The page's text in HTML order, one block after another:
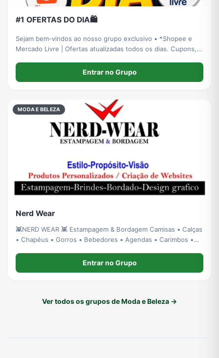
#1 OFERTAS DO DIA🛍️
Sejam bem-vindos ao nosso grupo exclusivo • *Shopee e
Mercado Livre | Ofertas atualizadas todos os dias. Cupons,
compromisso é com você: Levar economia, qualidade e
oportunidades reais de compra todos o
Entrar no Grupo
MODA E BELEZA
Nerd Wear
👾NERD WEAR 👾 Estampagem & Bordagem Camisas • Calças
• Chapéus • Gorros • Bebedores • Agendas • Carimbos •
Entrar no Grupo
Ver todos os grupos de Moda e Beleza →